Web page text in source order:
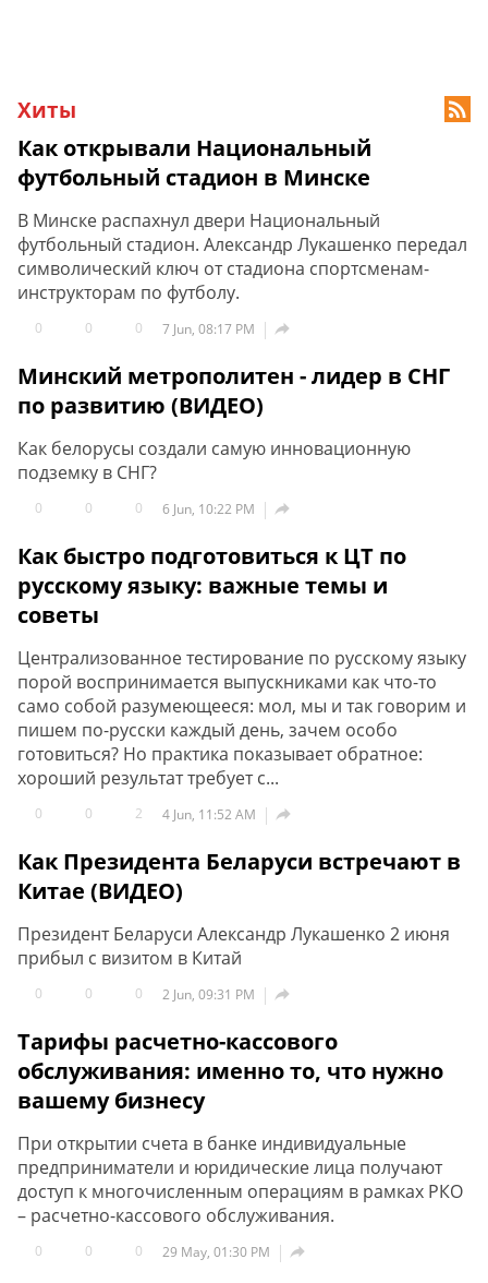
Хиты 
Как открывали Национальный
футбольный стадион в Минске
В Минске распахнул двери Национальный
футбольный стадион. Александр Лукашенко передал
символический ключ от стадиона спортсменам-
инструкторам по футболу.
0 0 0 7 Jun, 08:17 PM 
Минский метрополитен - лидер в СНГ
по развитию (ВИДЕО)
Как белорусы создали самую инновационную
подземку в СНГ?
0 0 0 6 Jun, 10:22 PM 
Как быстро подготовиться к ЦТ по
русскому языку: важные темы и
советы
Централизованное тестирование по русскому языку
порой воспринимается выпускниками как что-то
само собой разумеющееся: мол, мы и так говорим и
пишем по-русски каждый день, зачем особо
готовиться? Но практика показывает обратное:
хороший результат требует с...
0 0 2 4 Jun, 11:52 AM 
Как Президента Беларуси встречают в
Китае (ВИДЕО)
Президент Беларуси Александр Лукашенко 2 июня
прибыл с визитом в Китай
0 0 0 2 Jun, 09:31 PM 
Тарифы расчетно-кассового
обслуживания: именно то, что нужно
вашему бизнесу
При открытии счета в банке индивидуальные
предприниматели и юридические лица получают
доступ к многочисленным операциям в рамках РКО
– расчетно-кассового обслуживания.
0 0 0 29 May, 01:30 PM 